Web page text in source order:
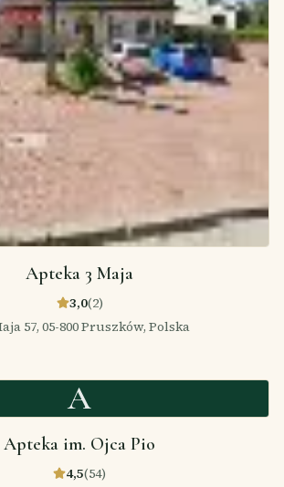
Apteka 3 Maja
3,0(2)
57, 05-800 Pruszków, Polska
A
Apteka im. Ojca Pio
4,5(54)